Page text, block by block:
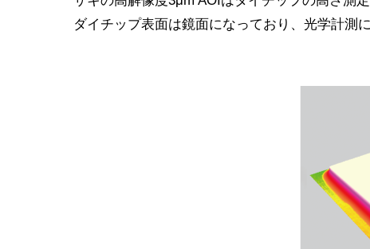
ダイチップ表面は鏡面になっており、光学計測